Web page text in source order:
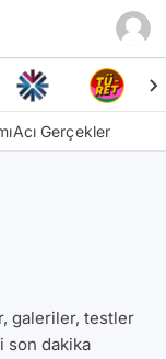
Acı Gerçekler
galeriler, testler
son dakika